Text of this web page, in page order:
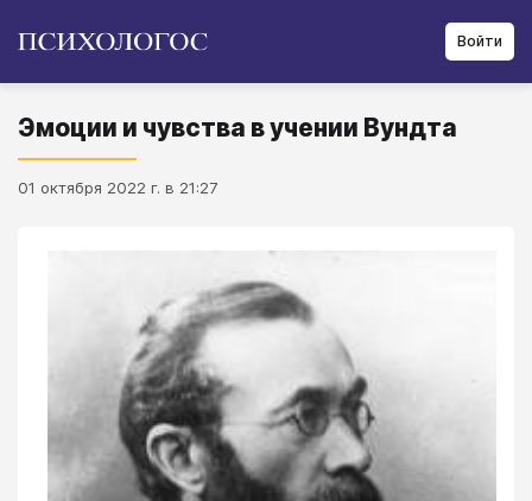
Войти
Эмоции и чувства в учении Вундта
01 октября 2022 г. в 21:27